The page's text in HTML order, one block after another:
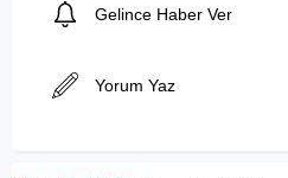
Gelince Haber Ver
Yorum Yaz